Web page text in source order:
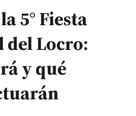
5° Fiesta
Locro:
y qué